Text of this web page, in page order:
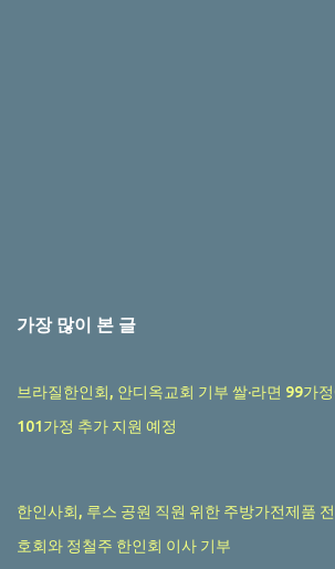
가장 많이 본 글
브라질한인회, 안디옥교회 기부 쌀·라면 99가
101가정 추가 지원 예정
한인사회, 루스 공원 직원 위한 주방가전제품
호회와 정철주 한인회 이사 기부